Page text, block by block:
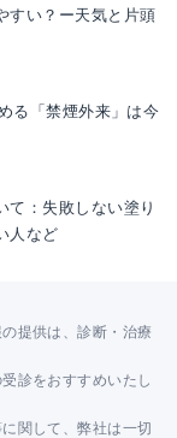
すい？ー天気と片頭
る「禁煙外来」は今
て：失敗しない塗り
人など
提供は、診断・治療
診をおすすめいたし
関して、弊社は一切